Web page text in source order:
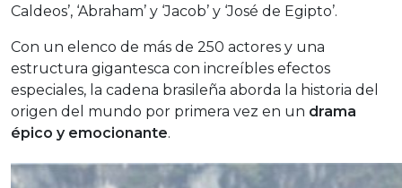
Caldeos’, ‘Abraham’ y ‘Jacob’ y ‘José de Egipto’.
Con un elenco de más de 250 actores y una
estructura gigantesca con increíbles efectos
especiales, la cadena brasileña aborda la historia del
origen del mundo por primera vez en un drama
épico y emocionante.